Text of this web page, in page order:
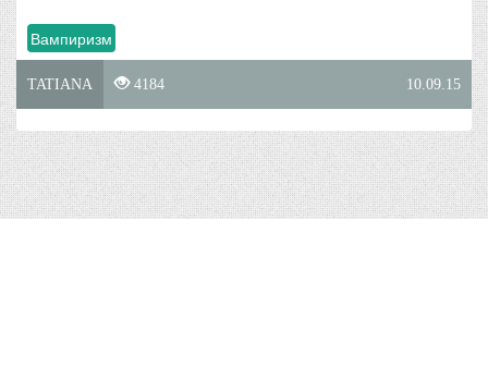
Вампиризм
TATIANA 4184 10.09.15